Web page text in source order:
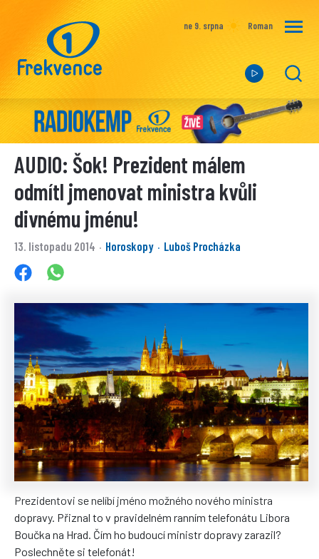
ne 9. srpna Roman
AUDIO: Šok! Prezident málem
odmítl jmenovat ministra kvůli
divnému jménu!
13. listopadu 2014 · Horoskopy · Luboš Procházka
Prezidentovi se nelíbí jméno možného nového ministra
dopravy. Přiznal to v pravidelném ranním telefonátu Libora
Boučka na Hrad. Čím ho budoucí ministr dopravy zarazil?
Poslechněte si telefonát!